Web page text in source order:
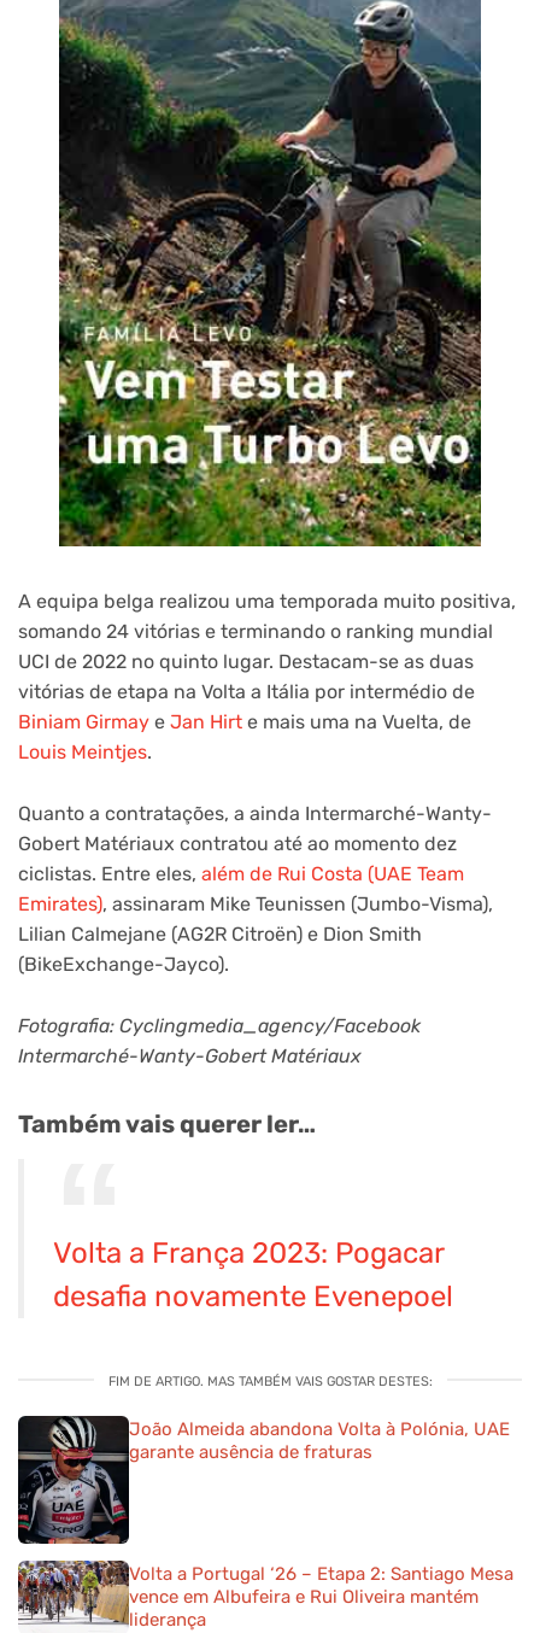
A equipa belga realizou uma temporada muito positiva,
somando 24 vitórias e terminando o ranking mundial
UCI de 2022 no quinto lugar. Destacam-se as duas
vitórias de etapa na Volta a Itália por intermédio de
Biniam Girmay e Jan Hirt e mais uma na Vuelta, de
Louis Meintjes.
Quanto a contratações, a ainda Intermarché-Wanty-
Gobert Matériaux contratou até ao momento dez
ciclistas. Entre eles, além de Rui Costa (UAE Team
Emirates), assinaram Mike Teunissen (Jumbo-Visma),
Lilian Calmejane (AG2R Citroën) e Dion Smith
(BikeExchange-Jayco).
Fotografia: Cyclingmedia_agency/Facebook
Intermarché-Wanty-Gobert Matériaux
Também vais querer ler…
Volta a França 2023: Pogacar
desafia novamente Evenepoel
FIM DE ARTIGO. MAS TAMBÉM VAIS GOSTAR DESTES:
João Almeida abandona Volta à Polónia, UAE
garante ausência de fraturas
Volta a Portugal ‘26 – Etapa 2: Santiago Mesa
vence em Albufeira e Rui Oliveira mantém
liderança